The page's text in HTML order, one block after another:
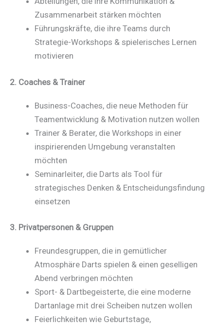
Zusammenarbeit stärken möchten
Führungskräfte, die ihre Teams durch
Strategie-Workshops & spielerisches Lernen
motivieren
2. Coaches & Trainer
Business-Coaches, die neue Methoden für
Teamentwicklung & Motivation nutzen wollen
Trainer & Berater, die Workshops in einer
inspirierenden Umgebung veranstalten
möchten
Seminarleiter, die Darts als Tool für
strategisches Denken & Entscheidungsfindung
einsetzen
3. Privatpersonen & Gruppen
Freundesgruppen, die in gemütlicher
Atmosphäre Darts spielen & einen geselligen
Abend verbringen möchten
Sport- & Dartbegeisterte, die eine moderne
Dartanlage mit drei Scheiben nutzen wollen
Feierlichkeiten wie Geburtstage,